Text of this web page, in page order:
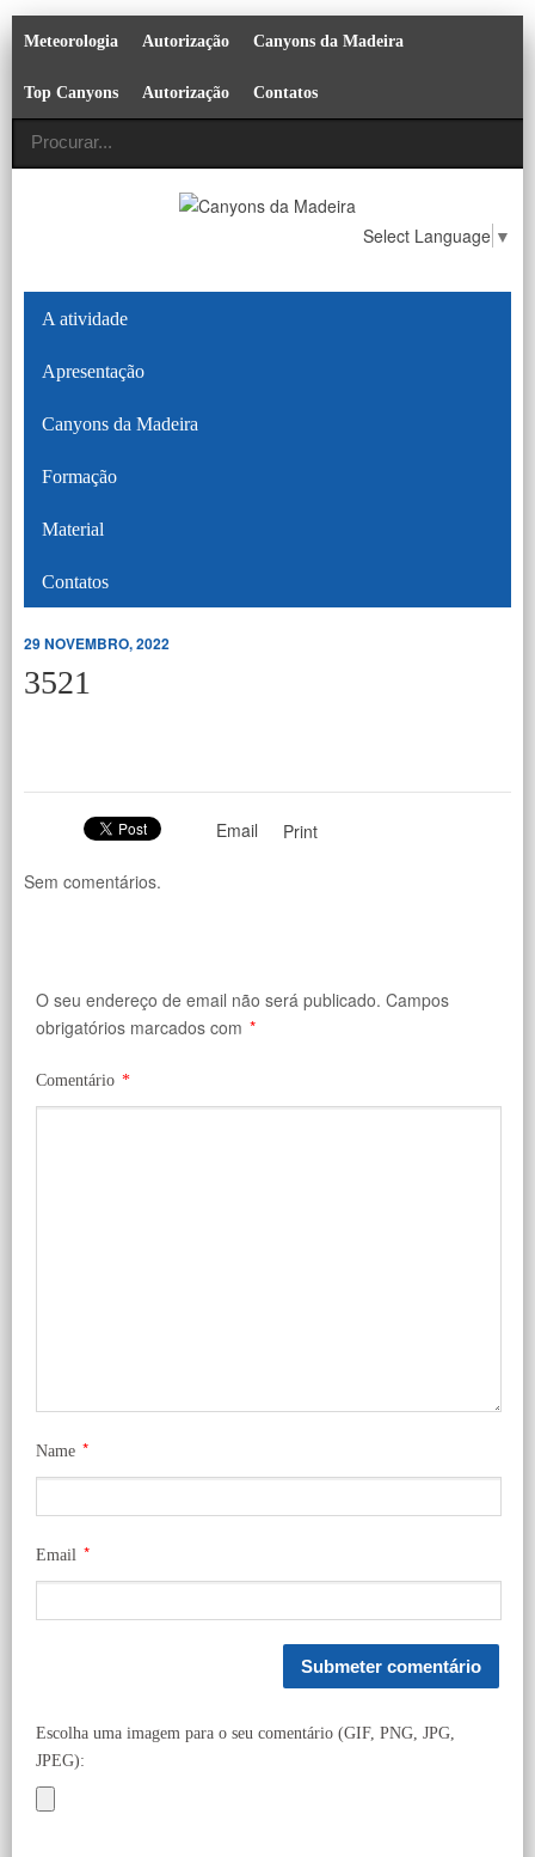
Meteorologia Autorização Canyons da Madeira
Top Canyons Autorização Contatos
Select Language ▼
A atividade
Apresentação
Canyons da Madeira
Formação
Material
Contatos
29 NOVEMBRO, 2022
3521
Email Print
Sem comentários.
O seu endereço de email não será publicado. Campos
obrigatórios marcados com *
Comentário *
Name *
Email *
Escolha uma imagem para o seu comentário (GIF, PNG, JPG,
JPEG):